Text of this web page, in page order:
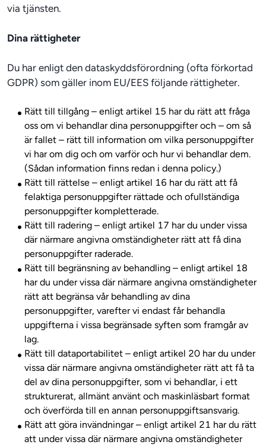
Dina rättigheter
Du har enligt den dataskyddsförordning (ofta förkortad
Rätt till tillgång – enligt artikel 15 har du rätt att fråga
oss om vi behandlar dina personuppgifter och – om så
är fallet – rätt till information om vilka personuppgifter
vi har om dig och om varför och hur vi behandlar dem.
(Sådan information finns redan i denna policy.)
Rätt till rättelse – enligt artikel 16 har du rätt att få
felaktiga personuppgifter rättade och ofullständiga
personuppgifter kompletterade.
Rätt till radering – enligt artikel 17 har du under vissa
där närmare angivna omständigheter rätt att få dina
personuppgifter raderade.
Rätt till begränsning av behandling – enligt artikel 18
har du under vissa där närmare angivna omständigheter
rätt att begränsa vår behandling av dina
personuppgifter, varefter vi endast får behandla
uppgifterna i vissa begränsade syften som framgår av
lag.
Rätt till dataportabilitet – enligt artikel 20 har du under
vissa där närmare angivna omständigheter rätt att få ta
del av dina personuppgifter, som vi behandlar, i ett
strukturerat, allmänt använt och maskinläsbart format
och överförda till en annan personuppgiftsansvarig.
Rätt att göra invändningar – enligt artikel 21 har du rätt
att under vissa där närmare angivna omständigheter